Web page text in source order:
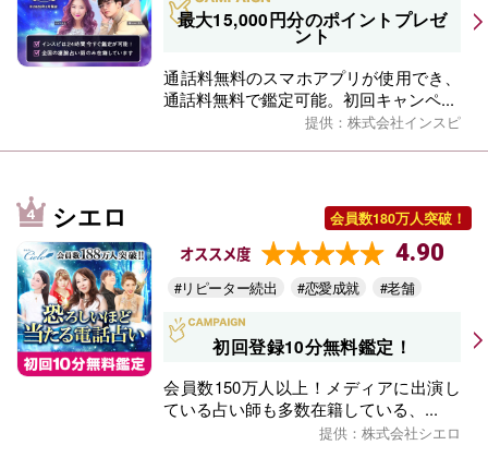
最大15,000円分のポイントプレゼ
ント
通話料無料のスマホアプリが使用でき、
通話料無料で鑑定可能。初回キャンペ...
提供：株式会社インスピ
シエロ 会員数180万人突破！
オススメ度 4.90
#リピーター続出 #恋愛成就 #老舗
初回登録10分無料鑑定！
会員数150万人以上！メディアに出演し
ている占い師も多数在籍している、...
提供：株式会社シエロ